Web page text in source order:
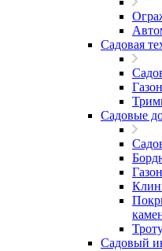
Садовая
Садовые
Садовый